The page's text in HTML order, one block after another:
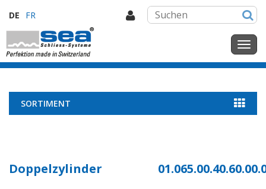
DE FR
SORTIMENT
Doppelzylinder